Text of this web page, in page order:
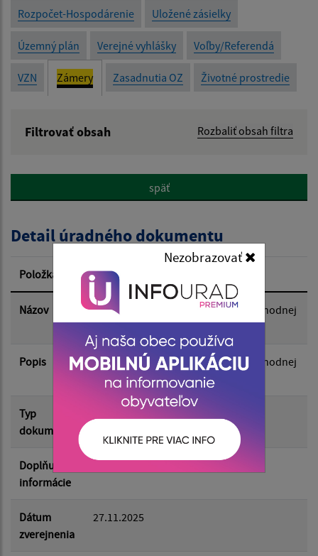
Nezobrazovať
Rozpočet-Hospodárenie Uložené zásielky
Územný plán Verejné vyhlášky Voľby/Referendá
VZN Zámery Zasadnutia OZ Životné prostredie
Filtrovať obsah Rozbaliť obsah filtra
Popis:
Dátum zverejnenia od:
Dátum zverejnenia do:
Filtrovať Reset
späť
Detail úradného dokumentu
Položka Informácia
Názov
Zámer predaja majetku formou obchodnej
verejnej súťaže
Popis
Zámer predaja majetku formou obchodnej
verejnej súťaže
Typ
dokumentu
Doplňujúce
informácie
Dátum
zverejnenia
27.11.2025